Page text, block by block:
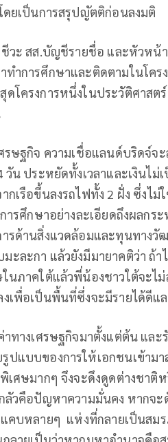
ดยเป็นการสรุปญัตติก่อนลงมติ
วะ สส.บัญชีรายชื่อ และหัวห
ทำการศึกษาและติดตามในโค
ดโครงการหนึ่งในประวัติศาส
รษฐกิจ ความเชื่อแลนด์บริดจ์จ
น ประหยัดทั้งเวลาและเงินไม่
กเรือขึ้นลงรถไฟทั้ง 2 ฝั่ง ซึ่งไ
ารศึกษาอย่างละเอียดถึงผลก
รด้านสิ่งแวดล้อมและทุนทางวั
ละกา แล้วยังมีมายาคติว่า ถ้า
นภาคใต้แล้วพี่น้องชาวใต้จะไ
งเพื่อเป็นพื้นที่ซึ่งจะมีรายได้ดี
าทางเศรษฐกิจมาตั้งแต่ต้น แล
ปแบบของการให้เอกชนเข้าม
เศษมากๆ จึงจะดึงดูดต่างชา
ลัวคือปัญหาความมั่นคง หากจ
คบหลายๆ แห่งที่กลายเป็นสม